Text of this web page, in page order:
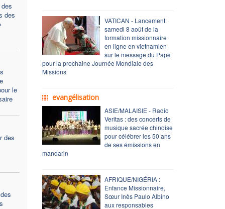
des
le
des
VATICAN - Lancement
samedi 8 août de la
formation missionnaire
en ligne en vietnamien
sur le message du Pape
pour la prochaine Journée Mondiale des
Missions
evangélisation
ASIE/MALAISIE - Radio
Veritas : des concerts de
musique sacrée chinoise
pour célébrer les 50 ans
de ses émissions en
mandarin
AFRIQUE/NIGÉRIA :
Enfance Missionnaire,
Sœur Inês Paulo Albino
aux responsables